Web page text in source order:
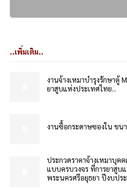
..เพิ่มเติม..
งานจ้างเหมาบำรุงรักษาตู้
ยาสูบแห่งประเทศไทย...
งานซื้อกระดาษซองใน ขน
ประกวดราคาจ้างเหมาบุค
แบบครบวงจร ที่การยาสูบ
พระนครศรีอยุธยา ปีงบปร